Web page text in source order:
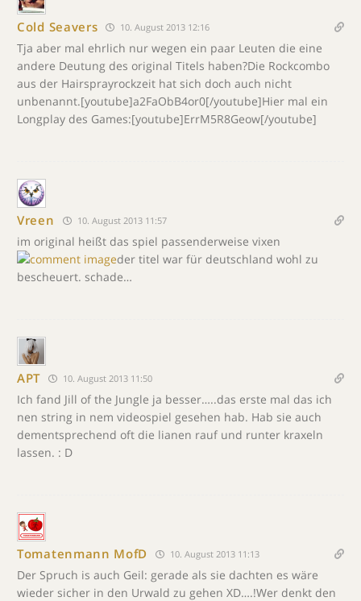
Cold Seavers 10. August 2013 12:16
Tja aber mal ehrlich nur wegen ein paar Leuten die eine
andere Deutung des original Titels haben?Die Rockcombo
aus der Hairsprayrockzeit hat sich doch auch nicht
unbenannt.[youtube]a2FaObB4or0[/youtube]Hier mal ein
Longplay des Games:[youtube]ErrM5R8Geow[/youtube]
Vreen 10. August 2013 11:57
im original heißt das spiel passenderweise vixen
der titel war für deutschland wohl zu
bescheuert. schade…
APT 10. August 2013 11:50
Ich fand Jill of the Jungle ja besser…..das erste mal das ich
nen string in nem videospiel gesehen hab. Hab sie auch
dementsprechend oft die lianen rauf und runter kraxeln
lassen. : D
Tomatenmann MofD 10. August 2013 11:13
Der Spruch is auch Geil: gerade als sie dachten es wäre
wieder sicher in den Urwald zu gehen XD….!Wer denkt den